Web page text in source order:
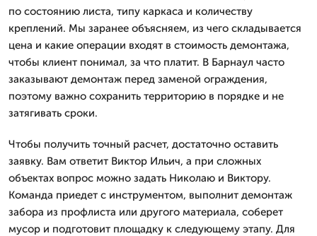
по состоянию листа, типу каркаса и количеству
креплений. Мы заранее объясняем, из чего складывается
цена и какие операции входят в стоимость демонтажа,
чтобы клиент понимал, за что платит. В Барнаул часто
заказывают демонтаж перед заменой ограждения,
поэтому важно сохранить территорию в порядке и не
затягивать сроки.
Чтобы получить точный расчет, достаточно оставить
заявку. Вам ответит Виктор Ильич, а при сложных
объектах вопрос можно задать Николаю и Виктору.
Команда приедет с инструментом, выполнит демонтаж
забора из профлиста или другого материала, соберет
мусор и подготовит площадку к следующему этапу. Для